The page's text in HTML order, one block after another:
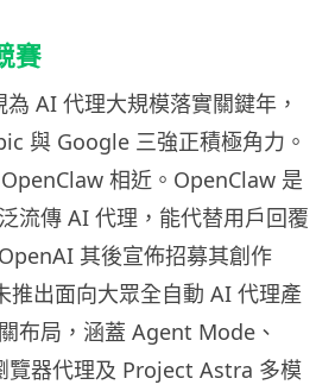
賽
AI 代理大規模落實關鍵年，
與 Google 三強正積極角力。
相近。OpenClaw 是
流傳 AI 代理，能代替用戶回覆
其後宣佈招募其創作
推出面向大眾全自動 AI 代理產
布局，涵蓋 Agent Mode、
器代理及 Project Astra 多模